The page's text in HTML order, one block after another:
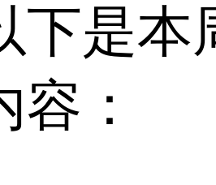
是本
：